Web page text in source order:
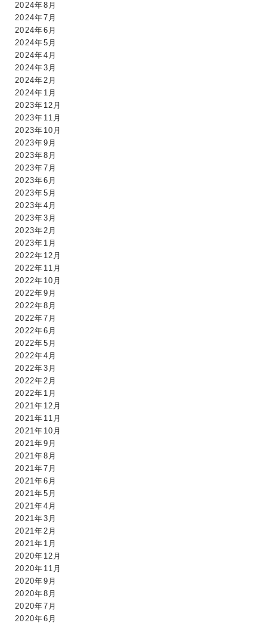
2024年8月
2024年7月
2024年6月
2024年5月
2024年4月
2024年3月
2024年2月
2024年1月
2023年12月
2023年11月
2023年10月
2023年9月
2023年8月
2023年7月
2023年6月
2023年5月
2023年4月
2023年3月
2023年2月
2023年1月
2022年12月
2022年11月
2022年10月
2022年9月
2022年8月
2022年7月
2022年6月
2022年5月
2022年4月
2022年3月
2022年2月
2022年1月
2021年12月
2021年11月
2021年10月
2021年9月
2021年8月
2021年7月
2021年6月
2021年5月
2021年4月
2021年3月
2021年2月
2021年1月
2020年12月
2020年11月
2020年9月
2020年8月
2020年7月
2020年6月